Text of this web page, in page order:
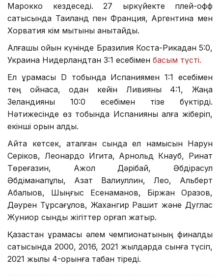
Марокко кездеседі. 27 қыркүйекте плей-офф
сатысында Таиланд пен Франция, Аргентина мен
Хорватия кім мықтыны анықтайды.
Алғашқы ойын күнінде Бразилия Коста-Рикадан 5:0,
Украина Нидерландтан 3:1 есебімен басым түсті.
Ел құрамасы D тобында Испаниямен 1:1 есебімен
тең ойнаса, одан кейін Ливияны 4:1, Жаңа
Зеландияны 10:0 есебімен тізе бүктірді.
Нәтижесінде өз тобында Испанияны алға жіберіп,
екінші орын алды.
Айта кетсек, аталған сында ел намысын Нарун
Серіков, Леонардо Игита, Арнольд Кнауб, Ринат
Төреғазин, Ақжол Дәрібай, Әбдірасул
Әбдіманапұлы, Азат Валиуллин, Лео, Альберт
Ақбалықов, Шыңғыс Есенаманов, Біржан Оразов,
Дәурен Тұрсағұлов, Жахангир Рашит және Дуглас
Жуниор сынды жігіттер қорғап жатыр.
Қазақстан құрамасы әлем чемпионатының финалдық
сатысында 2000, 2016, 2021 жылдарда сынға түсіп,
2021 жылы 4-орынға табан тіреді.